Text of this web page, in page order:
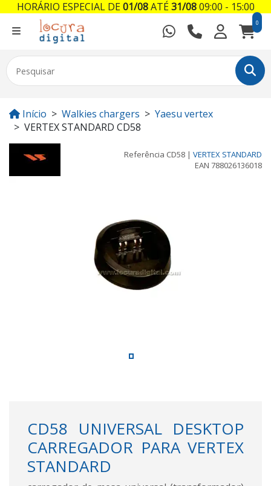
0
Início Walkies chargers
Yaesu vertex
VERTEX STANDARD CD58
Referência CD58 | VERTEX STANDARD
EAN 788026136018
CD58 UNIVERSAL DESKTOP
CARREGADOR PARA VERTEX
STANDARD
HORÁRIO ESPECIAL DE01/08ATÉ31/0809:00 - 15:00